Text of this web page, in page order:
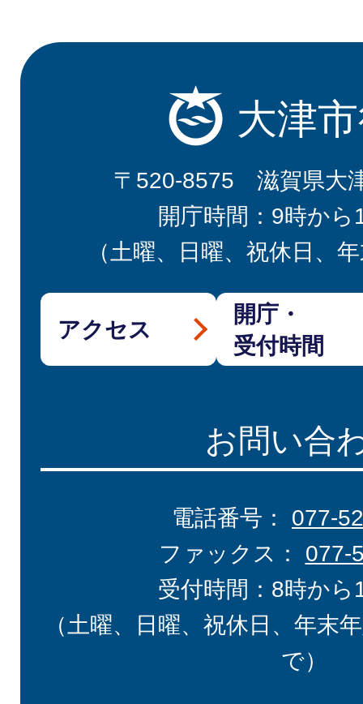
大津
〒520-8575 滋賀県大
開庁時間：9時から
（土曜、日曜、祝休日、
アクセス
開庁・
受付時間
お問い合
電話番号： 077-
ファックス： 077-
受付時間：8時から
（土曜、日曜、祝休日、年末
で）